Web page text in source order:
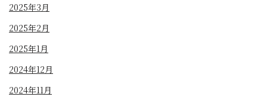
2025年3月
2025年2月
2025年1月
2024年12月
2024年11月